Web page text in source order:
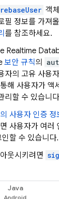
객
필 정보를 가져
를 참조하세요.
Realtime
보안 규칙의
자의 고유 사용
해 사용자가 액
리할 수 있습니
사용자 인증
사용자가 여러
할 수 있습니다.
웃시키려면
Java